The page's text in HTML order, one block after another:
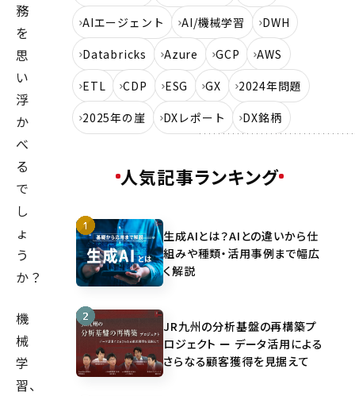
務
を
思
い
浮
か
べ
る
で
し
ょ
う
か？
機
械
学
習、
AIエージェント
AI/機械学習
DWH
Databricks
Azure GCP
AWS
ETL
CDP ESG GX
2024年問題
2025年の崖
DXレポート DX銘柄
人気記事ランキング
生成AIとは？AIとの違いから仕
組みや種類・活用事例まで幅広
く解説
JR九州の分析基盤の再構築プ
ロジェクト ー データ活用による
さらなる顧客獲得を見据えて